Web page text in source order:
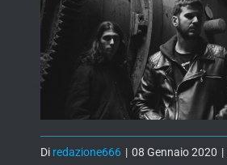
Di redazione666 | 08 Gennaio 2020 |